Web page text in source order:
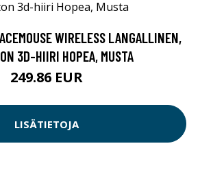
WIRELESS LANGALLINEN,
3D-HIIRI HOPEA, MUSTA
249.86 EUR
LISÄTIETOJA